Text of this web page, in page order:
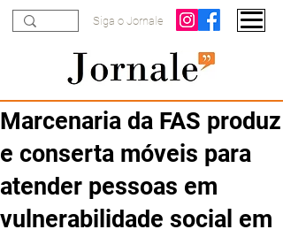
Siga o Jornale
Marcenaria da FAS produz
e conserta móveis para
atender pessoas em
vulnerabilidade social em